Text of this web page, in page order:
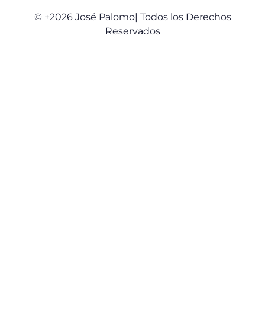
© +2026 José Palomo| Todos los Derechos
Reservados